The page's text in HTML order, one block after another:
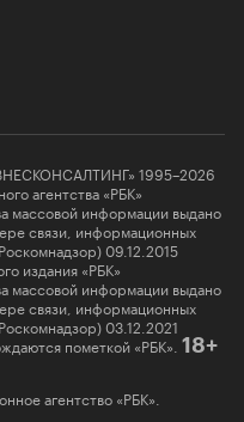
1995–2026
агентства «РБК»
массовой информации выдано
связи, информационных
09.12.2015
издания «РБК»
массовой информации выдано
связи, информационных
03.12.2021
пометкой «РБК». 18+
агентство «РБК».